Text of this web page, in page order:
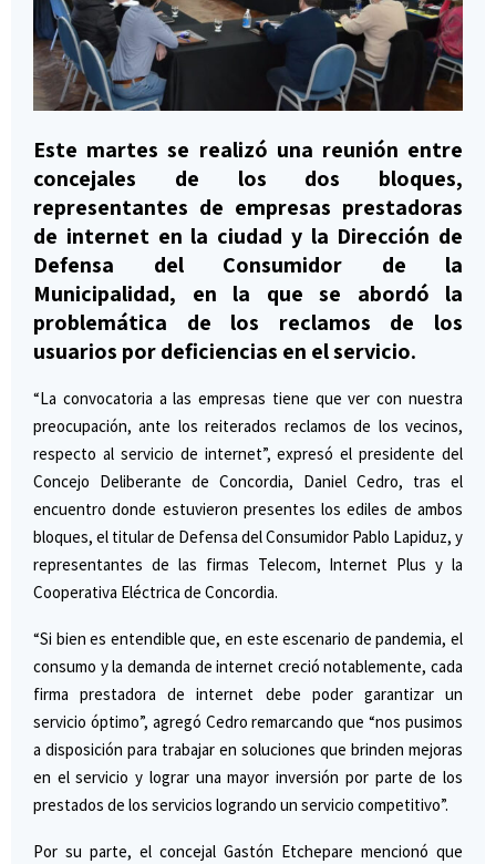
Este martes se realizó una reunión entre
concejales de los dos bloques,
representantes de empresas prestadoras
de internet en la ciudad y la Dirección de
Defensa del Consumidor de la
Municipalidad, en la que se abordó la
problemática de los reclamos de los
usuarios por deficiencias en el servicio.
“La convocatoria a las empresas tiene que ver con nuestra
preocupación, ante los reiterados reclamos de los vecinos,
respecto al servicio de internet”, expresó el presidente del
Concejo Deliberante de Concordia, Daniel Cedro, tras el
encuentro donde estuvieron presentes los ediles de ambos
bloques, el titular de Defensa del Consumidor Pablo Lapiduz, y
representantes de las firmas Telecom, Internet Plus y la
Cooperativa Eléctrica de Concordia.
“Si bien es entendible que, en este escenario de pandemia, el
consumo y la demanda de internet creció notablemente, cada
firma prestadora de internet debe poder garantizar un
servicio óptimo”, agregó Cedro remarcando que “nos pusimos
a disposición para trabajar en soluciones que brinden mejoras
en el servicio y lograr una mayor inversión por parte de los
prestados de los servicios logrando un servicio competitivo”.
Por su parte, el concejal Gastón Etchepare mencionó que